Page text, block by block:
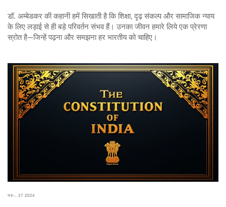
डॉ. अम्बेडकर की कहानी हमें सिखाती है कि शिक्षा, दृढ़ संकल्प और सामाजिक न्याय
के लिए लड़ाई से ही बड़े परिवर्तन संभव हैं। उनका जीवन हमारे लिये एक प्रेरणा
स्रोत है—जिन्हें पढ़ना और समझना हर भारतीय को चाहिए।
नव॰, 27 2024